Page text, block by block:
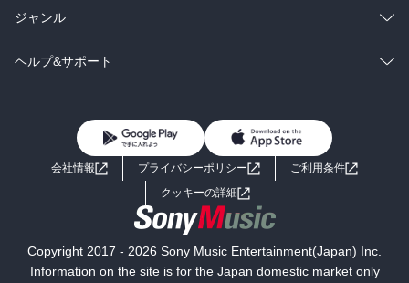
BL・TL
雑誌・グラビア
BL・TL
ラノベ
雑誌・グラビア
総合
ラノベ
ジャンル
コミック
ライトノベル 男子向けラノベ
小説
海外小説
ミステリー SF
ヘルプ&サポート
よくあるご質問 お問い合わせ
会社情報 プライバシーポリシー
ご利用条件
クッキーの詳細
Copyright 2017 - 2026 Sony Music Entertainment(Japan) Inc.
Information on the site is for the Japan domestic market only